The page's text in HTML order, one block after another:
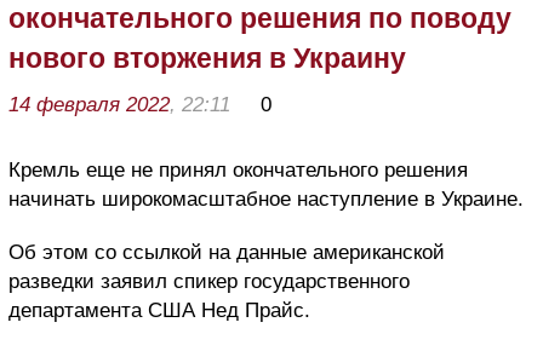
окончательного решения по поводу
нового вторжения в Украину
14 февраля 2022, 22:11 0
Кремль еще не принял окончательного решения
начинать широкомасштабное наступление в Украине.
Об этом со ссылкой на данные американской
разведки заявил спикер государственного
департамента США Нед Прайс.